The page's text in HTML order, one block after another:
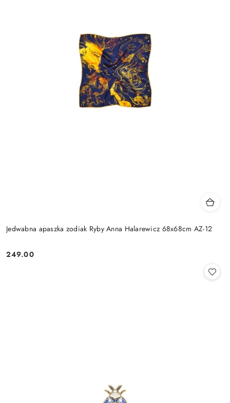
Jedwabna apaszka zodiak Ryby Anna Halarewicz 68x68cm AZ-12
Cena:
249.00